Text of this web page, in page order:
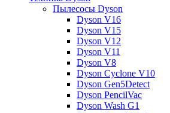
Пылесосы Dyson
Dyson V16
Dyson V15
Dyson V12
Dyson V11
Dyson V8
Dyson Cyclone V10
Dyson Gen5Detect
Dyson PencilVac
Dyson Wash G1